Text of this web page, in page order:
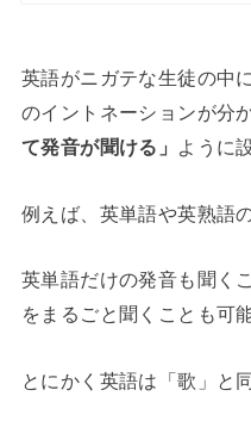
英語がニガテな生徒の中
のイントネーションが分
て発音が聞ける」 ように
例えば、英単語や英熟語
英単語だけの発音も聞く
をまるごと聞くことも可
とにかく英語は「歌」と